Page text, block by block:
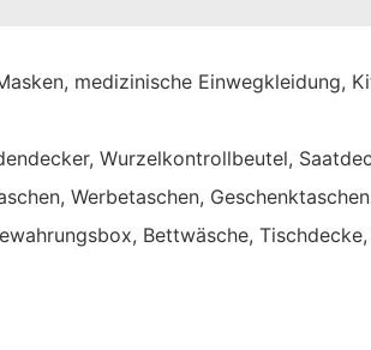
medizinische Einwegkleidung,
Wurzelkontrollbeutel,
Werbetaschen,
Bettwäsche,